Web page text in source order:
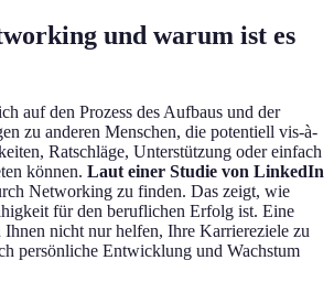
und warum ist es
auf den Prozess des Aufbaus und der
zu anderen Menschen, die potentiell vis-à-
Ratschläge, Unterstützung oder einfach
können. Laut einer Studie von LinkedIn
Networking zu finden. Das zeigt, wie
für den beruflichen Erfolg ist. Eine
Ihnen nicht nur helfen, Ihre Karriereziele zu
persönliche Entwicklung und Wachstum